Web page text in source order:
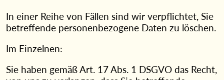
In einer Reihe von Fällen sind wir verpflichtet, Sie
betreffende personenbezogene Daten zu löschen.
Im Einzelnen:
Sie haben gemäß Art. 17 Abs. 1 DSGVO das Recht,